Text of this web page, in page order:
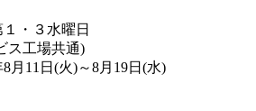
・３水曜日
ス工場共通)
8月11日(火)～8月19日(水)